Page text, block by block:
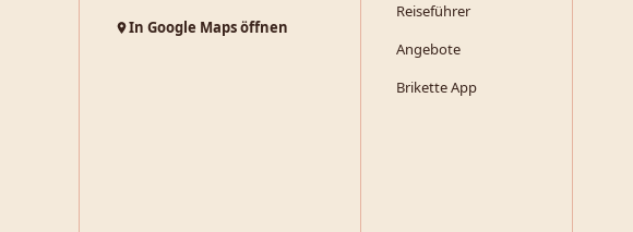
In Google Maps öffnen
Reiseführer
Angebote
Brikette App